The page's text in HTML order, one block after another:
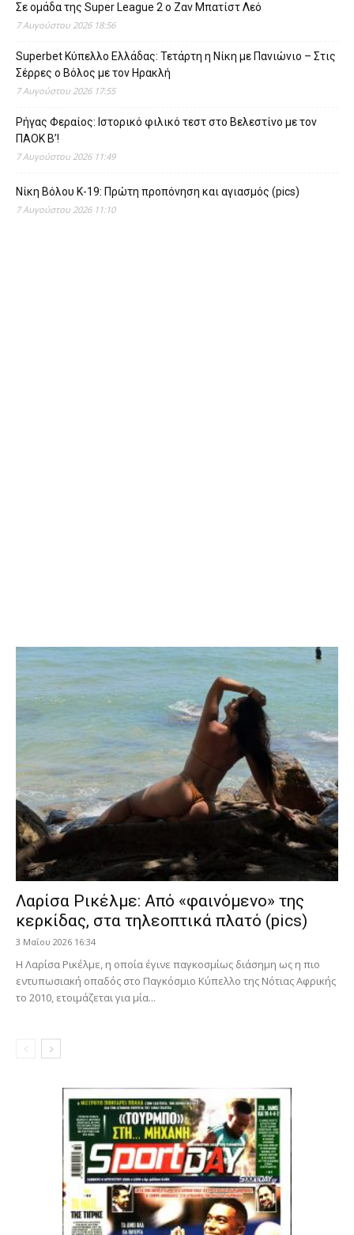
Σε ομάδα της Super League 2 o Ζαν Μπατίστ Λεό
7 Αυγούστου 2026 18:56
Superbet Κύπελλο Ελλάδας: Τετάρτη η Νίκη με Πανιώνιο – Στις
Σέρρες ο Βόλος με τον Ηρακλή
7 Αυγούστου 2026 17:55
Ρήγας Φεραίος: Ιστορικό φιλικό τεστ στο Βελεστίνο με τον
ΠΑΟΚ Β’!
7 Αυγούστου 2026 11:49
Νίκη Βόλου Κ-19: Πρώτη προπόνηση και αγιασμός (pics)
7 Αυγούστου 2026 11:10
Λαρίσα Ρικέλμε: Από «φαινόμενο» της
κερκίδας, στα τηλεοπτικά πλατό (pics)
3 Μαΐου 2026 16:34
Η Λαρίσα Ρικέλμε, η οποία έγινε παγκοσμίως διάσημη ως η πιο
εντυπωσιακή οπαδός στο Παγκόσμιο Κύπελλο της Νότιας Αφρικής
το 2010, ετοιμάζεται για μία...